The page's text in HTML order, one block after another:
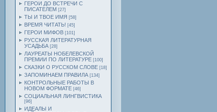
ГЕРОИ ДО ВСТРЕЧИ С
ПИСАТЕЛЕМ [27]
ТЫ И ТВОЕ ИМЯ [58]
ВРЕМЯ ЧИТАТЬ! [45]
ГЕРОИ МИФОВ [101]
РУССКАЯ ЛИТЕРАТУРНАЯ
УСАДЬБА [28]
ЛАУРЕАТЫ НОБЕЛЕВСКОЙ
ПРЕМИИ ПО ЛИТЕРАТУРЕ [100]
СКАЗКИ О РУССКОМ СЛОВЕ [18]
ЗАПОМИНАЕМ ПРАВИЛА [134]
КОНТРОЛЬНЫЕ РАБОТЫ В
НОВОМ ФОРМАТЕ [46]
СОЦИАЛЬНАЯ ЛИНГВИСТИКА
[96]
ИДЕАЛЫ И